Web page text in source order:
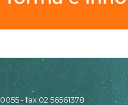
- fax 02 56561378